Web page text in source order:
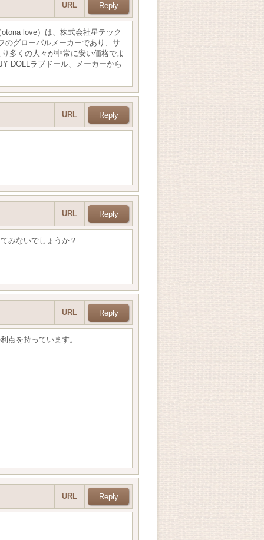
URL
love）は、株式会社星テック
のグローバルメーカーであり、サ
多くの人々が非常に安い価格でよ
DOLLラブドール、メーカーから
URL
URL
みないでしょうか？
URL
点を持っています。
URL